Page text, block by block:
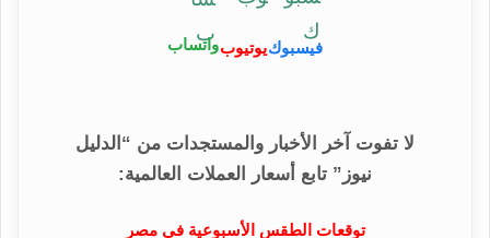
فيسبوكيوتيوبواتساب
لا تفوت آخر الأخبار والمستجدات من “الدليل
نيوز” تابع أسعار العملات العالمية:
توقعات الطقس الأسبوعية في مصر